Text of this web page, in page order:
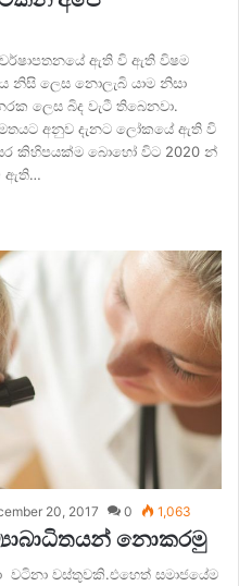
ඇති වි ඇති විෂම
නිසි ලෙස නොලැබි යාම නිසා
ලෙස බිද වැටී තිබෙනවා.
අනුව දැනට ලෝකයේ ඇති වි
කිහිපයක්ම බොහෝ විට 2020 න්
ඇති…
20, 2017 0 1,063
නොකරමු
වටිනා වස්තුවකි.එහෙත් සමාජයේම